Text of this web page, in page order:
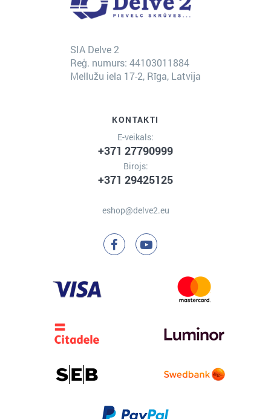
SIA Delve 2
Reģ. numurs: 44103011884
Mellužu iela 17-2, Rīga, Latvija
KONTAKTI
E-veikals:
+371 27790999
Birojs:
+371 29425125
eshop@delve2.eu